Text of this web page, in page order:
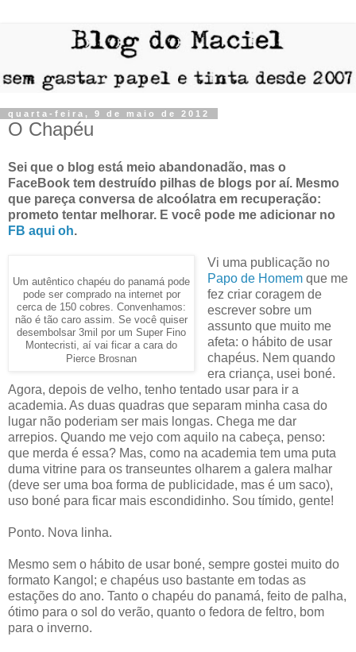
quarta-feira, 9 de maio de 2012
O Chapéu
Sei que o blog está meio abandonadão, mas o
FaceBook tem destruído pilhas de blogs por aí. Mesmo
que pareça conversa de alcoólatra em recuperação:
prometo tentar melhorar. E você pode me adicionar no
FB aqui oh.
Um autêntico chapéu do panamá pode
pode ser comprado na internet por
cerca de 150 cobres. Convenhamos:
não é tão caro assim. Se você quiser
desembolsar 3mil por um Super Fino
Montecristi, aí vai ficar a cara do
Pierce Brosnan
Vi uma publicação no
Papo de Homemque me
fez criar coragem de
escrever sobre um
assunto que muito me
afeta: o hábito de usar
chapéus. Nem quando
era criança, usei boné.
Agora, depois de velho, tenho tentado usar para ir a
academia. As duas quadras que separam minha casa do
lugar não poderiam ser mais longas. Chega me dar
arrepios. Quando me vejo com aquilo na cabeça, penso:
que merda é essa? Mas, como na academia tem uma puta
duma vitrine para os transeuntes olharem a galera malhar
(deve ser uma boa forma de publicidade, mas é um saco),
uso boné para ficar mais escondidinho. Sou tímido, gente!
Ponto. Nova linha.
Mesmo sem o hábito de usar boné, sempre gostei muito do
formato Kangol; e chapéus uso bastante em todas as
estações do ano. Tanto o chapéu do panamá, feito de palha,
ótimo para o sol do verão, quanto o fedora de feltro, bom
para o inverno.